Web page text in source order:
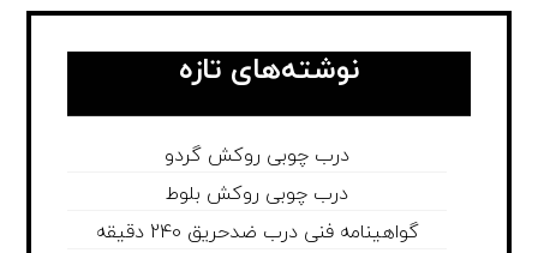
نوشته‌های تازه
درب چوبی روکش گردو
درب چوبی روکش بلوط
گواهینامه فنی درب ضدحریق 240 دقیقه